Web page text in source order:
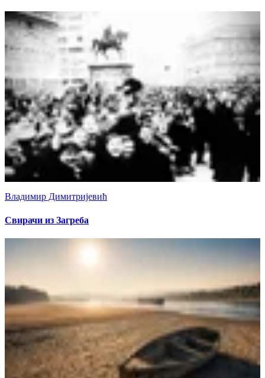
Владимир Димитријевић
Свирачи из Загреба